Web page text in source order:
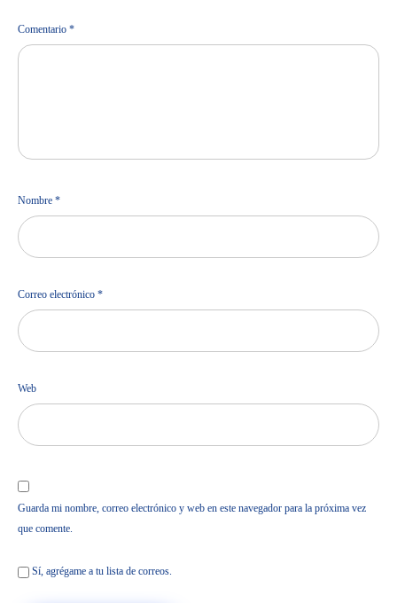
Comentario *
Nombre *
Correo electrónico *
Web
Guarda mi nombre, correo electrónico y web en este navegador para la próxima vez
que comente.
Sí, agrégame a tu lista de correos.